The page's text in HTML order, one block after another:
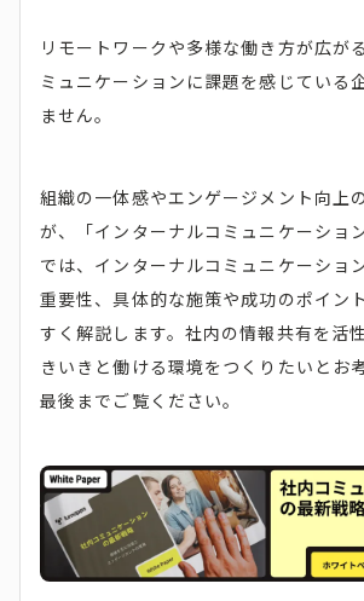
リモートワークや多様な働き方が広が
ミュニケーションに課題を感じている
ません。
組織の一体感やエンゲージメント向上
が、「インターナルコミュニケーショ
では、インターナルコミュニケーショ
重要性、具体的な施策や成功のポイン
すく解説します。社内の情報共有を活
きいきと働ける環境をつくりたいとお
最後までご覧ください。